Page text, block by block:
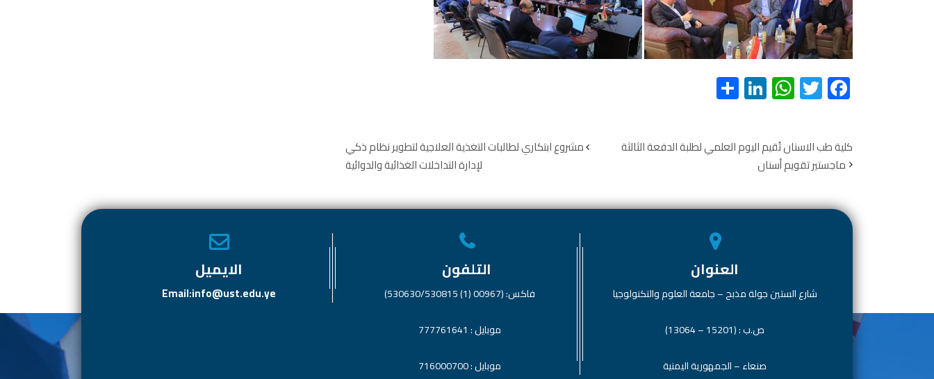
F
ac
e
b
o
ok
T
wi
tt
er
W
h
at
s
A
p
p
Li
nk
e
dI
ar
e
مشروع ابتكاري لطالبات التغذية العلاجية لتطوير نظام ذكي
لإدارة التداخلات الغذائية والدوائية
كلية طب الاسنان تُقيم اليوم العلمي لطلبة الدفعة الثالثة
ماجستير تقويم أسنان
العنوان
شارع الستين جولة مذبح – جامعة العلوم والتكنولوجيا
ص.ب : (15201 – 13064)
صنعاء – الجمهورية اليمنية
التلفون
فاكس: (00967 (1) 530630/530815)
موبايل : 777761641
موبايل : 716000700
الايميل
Email:info@ust.edu.ye